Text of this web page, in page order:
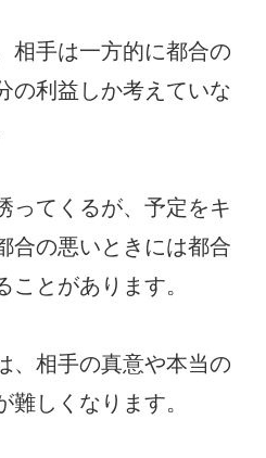
相手は一方的に都合の
の利益しか考えていな
ってくるが、予定をキ
合の悪いときには都合
ことがあります。
、相手の真意や本当の
しくなります。